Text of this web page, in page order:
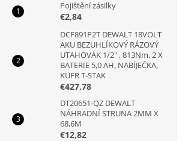
Pojištění zásilky
€2,84
DCF891P2T DEWALT 18VOLT
AKU BEZUHLÍKOVÝ RÁZOVÝ
UTAHOVÁK 1/2" , 813Nm, 2 X
BATERIE 5,0 AH, NABÍJEČKA,
KUFR T-STAK
€427,78
DT20651-QZ DEWALT
NÁHRADNÍ STRUNA 2MM X
68,6M
€12,82